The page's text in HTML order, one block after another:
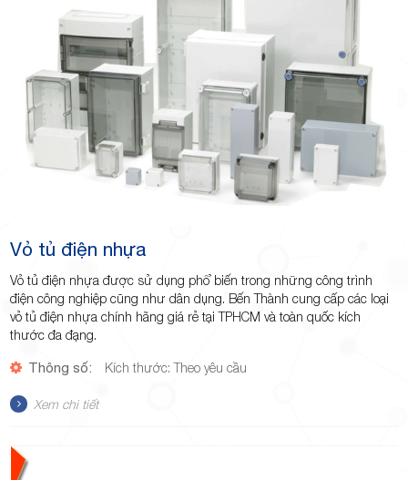
Vỏ tủ điện nhựa
Vỏ tủ điện nhựa được sử dụng phổ biến trong những công trình
điện công nghiệp cũng như dân dụng. Bến Thành cung cấp các loại
vỏ tủ điện nhựa chính hãng giá rẻ tại TPHCM và toàn quốc kích
thước đa đạng.
Thông số: Kích thước: Theo yêu cầu
Xem chi tiết